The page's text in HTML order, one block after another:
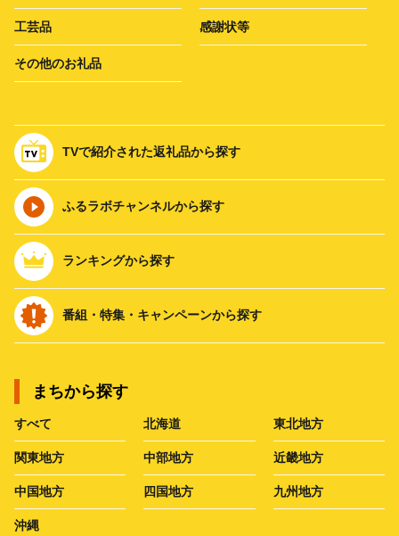
工芸品 感謝状等
その他のお礼品
TVで紹介された返礼品から探す
ふるラボチャンネルから探す
ランキングから探す
番組・特集・キャンペーンから探す
まちから探す
すべて 北海道 東北地方
関東地方 中部地方 近畿地方
中国地方 四国地方 九州地方
沖縄